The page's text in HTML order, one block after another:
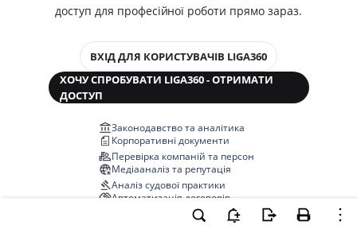
доступ для професійної роботи прямо зараз.
ВХІД ДЛЯ КОРИСТУВАЧІВ LIGA360
ХОЧУ СПРОБУВАТИ LIGA360 - ОТРИМАТИ
ДОСТУП
Законодавство та аналітика
Корпоративні документи
Перевірка компаній та персон
Медіааналіз та репутація
Аналіз судової практики
Автоматизація договорів